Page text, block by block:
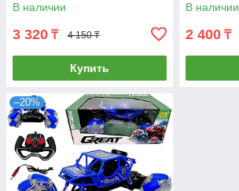
В наличии
3 320 ₸ 4 150 ₸
Купить
В наличии
2 400 ₸
–20%